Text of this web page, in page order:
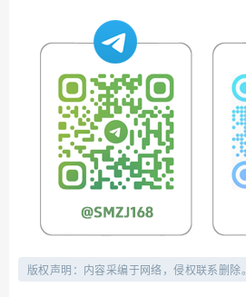
版权声明：内容采编于网络，侵权联系删除。